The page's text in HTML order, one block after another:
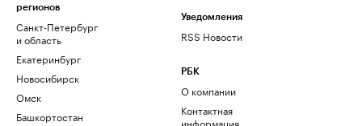
регионов
Санкт-Петербург
и область
Екатеринбург
Новосибирск
Омск
Башкортостан
Уведомления
RSS Новости
РБК
О компании
Контактная
информация